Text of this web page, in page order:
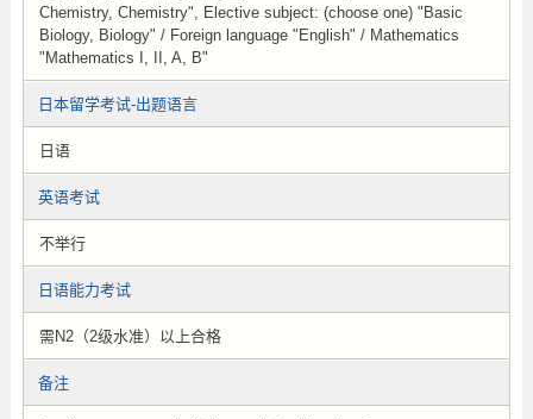
Chemistry, Chemistry", Elective subject: (choose one) "Basic
Biology, Biology" / Foreign language "English" / Mathematics
"Mathematics I, II, A, B"
日本留学考试-出题语言
日语
英语考试
不举行
日语能力考试
需N2（2级水准）以上合格
备注